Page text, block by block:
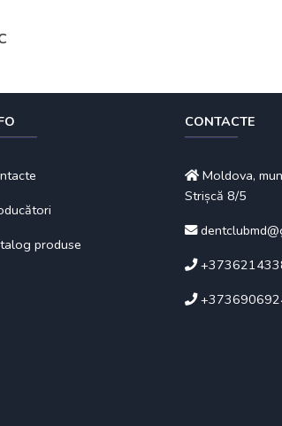
produse
CONTACTE
Moldova,
Strișcă 8/5